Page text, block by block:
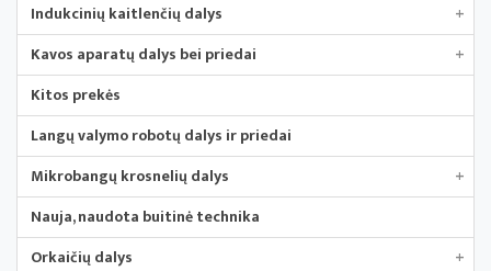
Indukcinių kaitlenčių dalys
+
Kavos aparatų dalys bei priedai
+
Kitos prekės
Langų valymo robotų dalys ir priedai
Mikrobangų krosnelių dalys
+
Nauja, naudota buitinė technika
Orkaičių dalys
+